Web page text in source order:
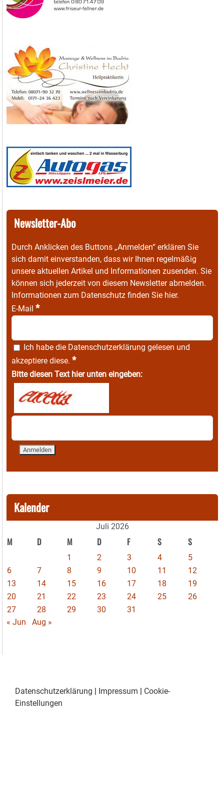
Newsletter-Abo
Durch Anklicken des Buttons „Anmelden“ erklären Sie
sich damit einverstanden, dass wir Ihnen regelmäßig
unsere aktuellen Artikel und Informationen zusenden. Sie
können sich jederzeit von diesem Newsletter abmelden.
Informationen zum Datenschutz finden Sie hier.
E-Mail *
Ich habe die Datenschutzerklärung gelesen und
akzeptiere diese. *
Bitte diesen Text hier unten eingeben:
Kalender
Juli 2026
M D M D F S S
1 2 3 4
5
6
7 8 9 10 11
12
13
14 15 16 17 18
19
20
21 22 23 24 25
26
27
28 29 30
31
« Jun
Aug »
Datenschutzerklärung Impressum
Cookie-
Einstellungen